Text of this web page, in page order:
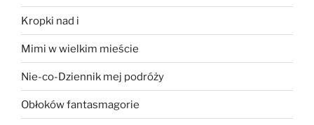
Kropki nad i
Mimi w wielkim mieście
Nie-co-Dziennik mej podróży
Obłoków fantasmagorie